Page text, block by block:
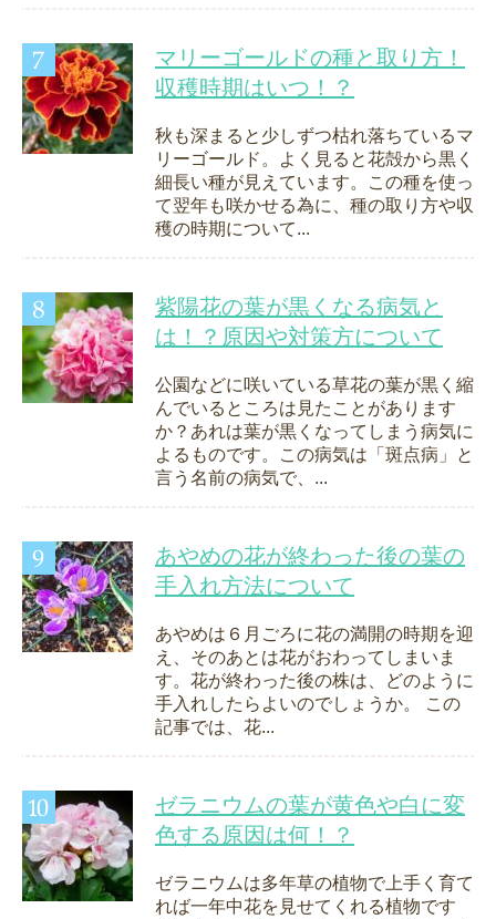
マリーゴールドの種と取り方！
収穫時期はいつ！？
秋も深まると少しずつ枯れ落ちているマ
リーゴールド。よく見ると花殻から黒く
細長い種が見えています。この種を使っ
て翌年も咲かせる為に、種の取り方や収
穫の時期について...
紫陽花の葉が黒くなる病気と
は！？原因や対策方について
公園などに咲いている草花の葉が黒く縮
んでいるところは見たことがあります
か？あれは葉が黒くなってしまう病気に
よるものです。この病気は「斑点病」と
言う名前の病気で、...
あやめの花が終わった後の葉の
手入れ方法について
あやめは６月ごろに花の満開の時期を迎
え、そのあとは花がおわってしまいま
す。花が終わった後の株は、どのように
手入れしたらよいのでしょうか。 この
記事では、花...
ゼラニウムの葉が黄色や白に変
色する原因は何！？
ゼラニウムは多年草の植物で上手く育て
れば一年中花を見せてくれる植物です